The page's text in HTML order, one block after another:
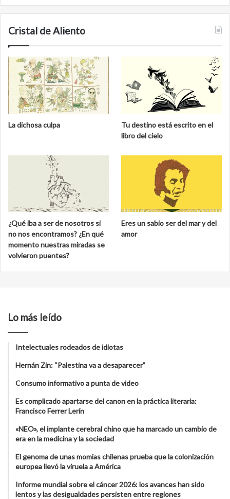
Cristal de Aliento
La dichosa culpa
Tu destino está escrito en el
libro del cielo
¿Qué iba a ser de nosotros si
no nos encontramos? ¿En qué
momento nuestras miradas se
volvieron puentes?
Eres un sabio ser del mar y del
amor
Lo más leído
Intelectuales rodeados de idiotas
Hernán Zin: “Palestina va a desaparecer”
Consumo informativo a punta de video
Es complicado apartarse del canon en la práctica literaria:
Francisco Ferrer Lerín
«NEO», el implante cerebral chino que ha marcado un cambio de
era en la medicina y la sociedad
El genoma de unas momias chilenas prueba que la colonización
europea llevó la viruela a América
Informe mundial sobre el cáncer 2026: los avances han sido
lentos y las desigualdades persisten entre regiones